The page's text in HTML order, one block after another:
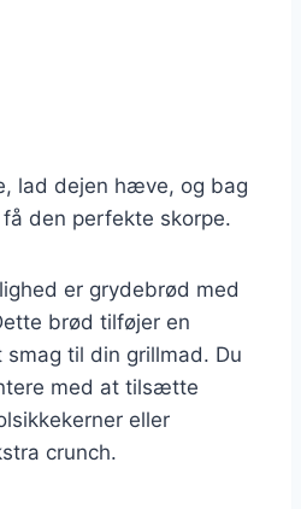
lad dejen hæve, og bag
den perfekte skorpe.
er grydebrød med
brød tilføjer en
til din grillmad. Du
med at tilsætte
eller
crunch.